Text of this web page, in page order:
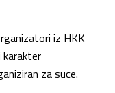
iz HKK
za suce.